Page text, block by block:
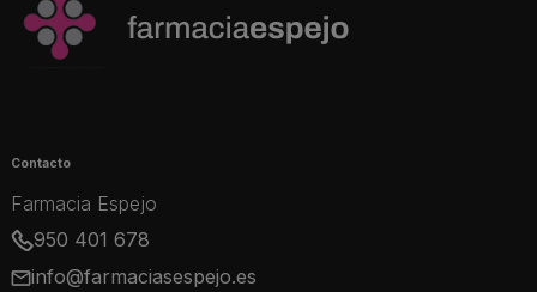
Contacto
Farmacia Espejo
950 401 678
info@farmaciasespejo.es